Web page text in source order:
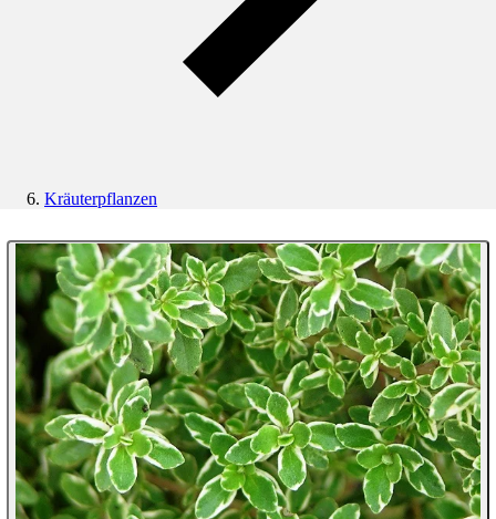
Kräuterpflanzen